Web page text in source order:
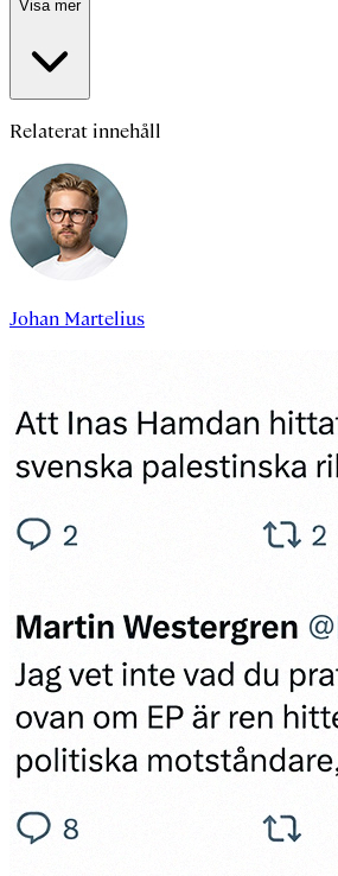
Visa mer
Relaterat innehåll
Johan Martelius